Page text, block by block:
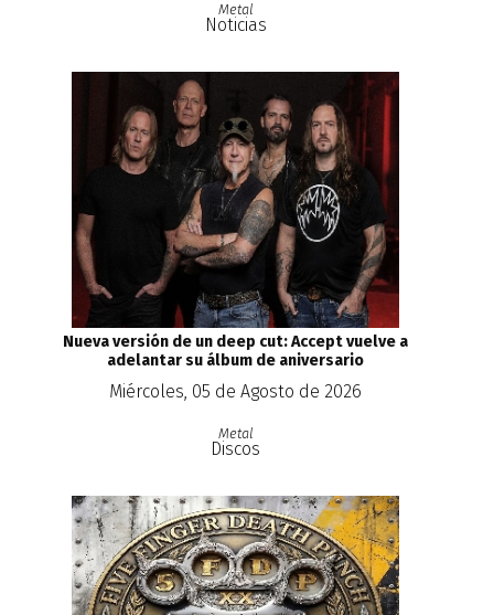
Metal
Noticias
Nueva versión de un deep cut: Accept vuelve a
adelantar su álbum de aniversario
Miércoles, 05 de Agosto de 2026
Metal
Discos